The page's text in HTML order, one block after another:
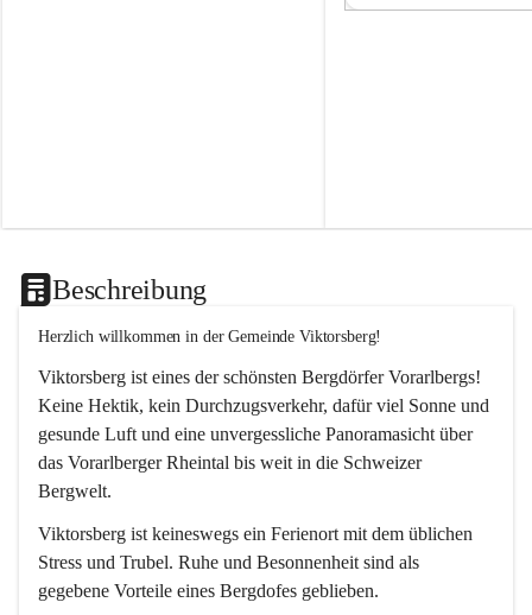
Beschreibung
Herzlich willkommen in der Gemeinde Viktorsberg!
Viktorsberg ist eines der schönsten Bergdörfer Vorarlbergs!
Keine Hektik, kein Durchzugsverkehr, dafür viel Sonne und
gesunde Luft und eine unvergessliche Panoramasicht über
das Vorarlberger Rheintal bis weit in die Schweizer
Bergwelt.
Viktorsberg ist keineswegs ein Ferienort mit dem üblichen
Stress und Trubel. Ruhe und Besonnenheit sind als
gegebene Vorteile eines Bergdofes geblieben.